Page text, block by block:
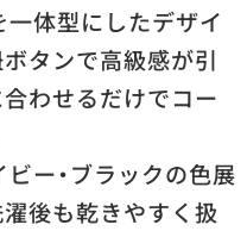
体型にしたデザイ
タンで高級感が引
わせるだけでコー
ー・ブラックの色展
後も乾きやすく扱